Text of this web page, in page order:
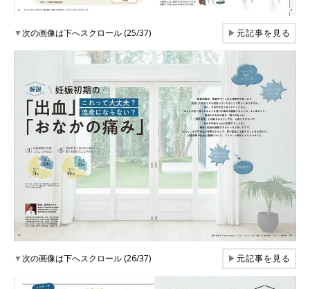
▼次の画像は下へスクロール (25/37) ▶元記事を見る
▼次の画像は下へスクロール (26/37) ▶元記事を見る